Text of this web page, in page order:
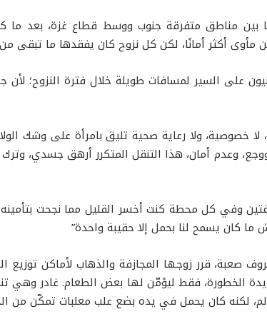
مناطق متفرقة جنوب ووسط قطاع غزة، بعد ما
مأوى أكثر أمانًا، لكن كل نزوح كان يفقدها ما تبقى
على السير لمسافات طويلة خلال فترة النزوح؛
ولا رعاية صحية تليق بامرأة على وشك
وعدم أمان، هذا التنقل المتكرر أرهق جسدي،
وفي كل محطة كنت أخسر القليل مما نجحت
كان يسمح لنا بحمل إلا حقيبة واحدة”
قرر زوجها المجازفة والذهاب لأماكن توزيع
الخطورة، فقط ليؤمّن لها بعض الطعام. غادر وهي
لكنه كان يحمل في يده بضع علب معلبات تمكّن من